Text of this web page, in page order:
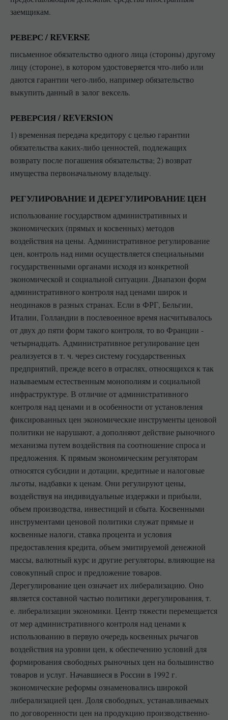
заемщикам.
РЕВЕРС / REVERSE
письменное обязательство одного лица (стороны) другому
лицу (стороне), в котором удостоверяется что-либо или
даются гарантии чего-либо, например обязательство
выкупить данный в залог вексель.
РЕВЕРСИЯ / REVERSION
1) временная передача кредитору с целью гарантии
обязательства каких-либо ценностей, подлежащих
возврату после погашения обязательства; 2) возврат
имущества первоначальному владельцу.
РЕГУЛИРОВАНИЕ И ДЕРЕГУЛИРОВАНИЕ ЦЕН
использование государством административных и
экономических (прямых и косвенных) методов
воздействия на цены. Административное регулирование
цен, контроль над ними осуществляется специальными
государственными органами исходя из конкретной
экономической и социальной ситуации. Диапазон форм
административного контроля над ценами широк и
неодинаков в разных странах. Если в ФРГ, Бельгии,
Италии, Голландии в послевоенное время насчитывалось
от двух до пяти форм такого контроля, то во Франции -
четырнадцать. Административное регулирование цен
реализуется в т. ч. через систему государственных
предприятий, прежде всего в отраслях, относящихся к так
называемым естественным монополиям и социальной
инфраструктуре. В отличие от административного
контроля над ценами и в особенности от установления
фиксированных цен экономические инструменты ценовой
политики не нарушают, а дополняют действие рыночного
механизма путем воздействия па соотношение спроса и
предложения. К прямым экономическим регуляторам
относятся субсидии и дотации, кредитные и налоговые
льготы, надбавки к ценам. Они регулируют цены,
воздействуя на индивидуальные издержки и прибыли,
объем производства, инвестиций и сбыта. Косвенными
инструментами ценовой политики служат прямые и
косвенные налоги, ставка процента и условия
предоставления кредита, объем эмитируемой денежной
массы, валютный курс и другие регуляторы, влияющие на
совокупный спрос и предложение товаров.
Дерегулирование цен означает их либерализацию. Оно
является составной частью политики дерегулирования, т.
е. либерализации экономики. Центр тяжести перемещается
от мер административного контроля над ценами к
использованию в первую очередь косвенных рычагов
воздействия на уровни цен, к обеспечению условий для
формирования свободных рыночных цен на большинство
товаров и услуг. Начавшиеся в России в 1992 г.
экономические реформы ознаменовались широкой
либерализацией цен. Доля свободных, устанавливаемых
по договоренности цен на продукцию производственно-